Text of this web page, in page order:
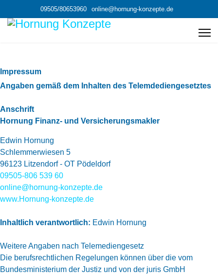
09505/80653960 online@hornung-konzepte.de
Impressum
Angaben gemäß dem Inhalten des Telemdediengesetztes
Anschrift
Hornung Finanz- und Versicherungsmakler
Edwin Hornung
Schlemmerwiesen 5
96123 Litzendorf - OT Pödeldorf
09505-806 539 60
online@hornung-konzepte.de
www.Hornung-konzepte.de
Inhaltlich verantwortlich: Edwin Hornung
Weitere Angaben nach Telemediengesetz
Die berufsrechtlichen Regelungen können über die vom
Bundesministerium der Justiz und von der juris GmbH